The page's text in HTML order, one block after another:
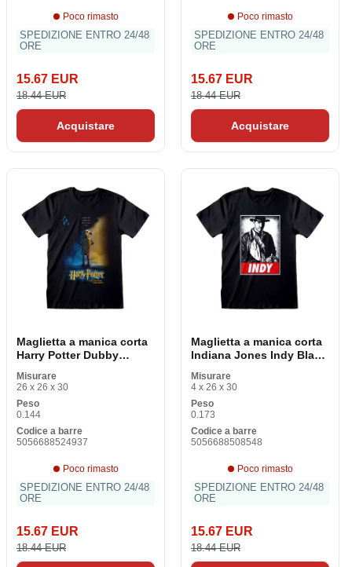
Poco rimasto
SPEDIZIONE ENTRO 24/48
ORE
15.67 EUR
18.44 EUR
Acquistare
Poco rimasto
SPEDIZIONE ENTRO 24/48
ORE
15.67 EUR
18.44 EUR
Acquistare
Maglietta a manica corta
Harry Potter Dubby
Misurare
26 x 26 x 30
Peso
0.144
Codice a barre
5056688524937
Poco rimasto
SPEDIZIONE ENTRO 24/48
ORE
15.67 EUR
18.44 EUR
Maglietta a manica corta
Indiana Jones Indy Black
Misurare
4 x 26 x 30
Peso
0.173
Codice a barre
5056688508548
Poco rimasto
SPEDIZIONE ENTRO 24/48
ORE
15.67 EUR
18.44 EUR